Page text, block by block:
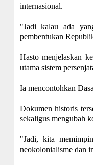
internasional.
"Jadi kalau ada
pembentukan
Hasto menjelaskan
utama sistem
Ia mencontohkan
Dokumen historis
sekaligus mengubah
"Jadi, kita
neokolonialisme dan